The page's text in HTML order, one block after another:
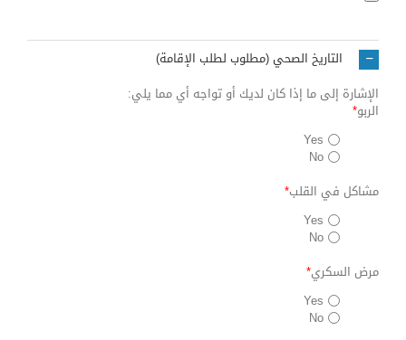
التاريخ الصحي (مطلوب لطلب الإقامة)
الإشارة إلى ما إذا كان لديك أو تواجه أي مما يلي:
الربو*
Yes
No
مشاكل في القلب*
Yes
No
مرض السكري*
Yes
No